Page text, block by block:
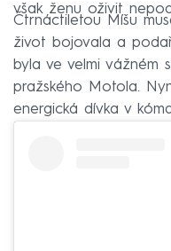
však ženu oživit
Čtrnáctiletou Míšu
život bojovala a
byla ve velmi vážném
pražského Motola.
energická dívka v